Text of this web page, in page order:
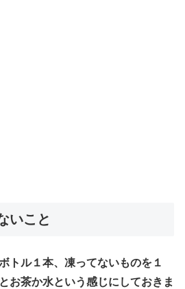
いこと
トル１本、凍ってないものを１
お茶か水という感じにしておきま